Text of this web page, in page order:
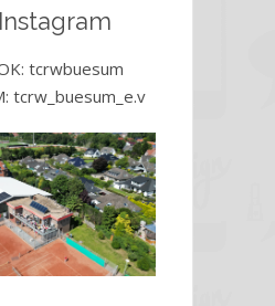
tcrwbuesum
tcrw_buesum_e.v